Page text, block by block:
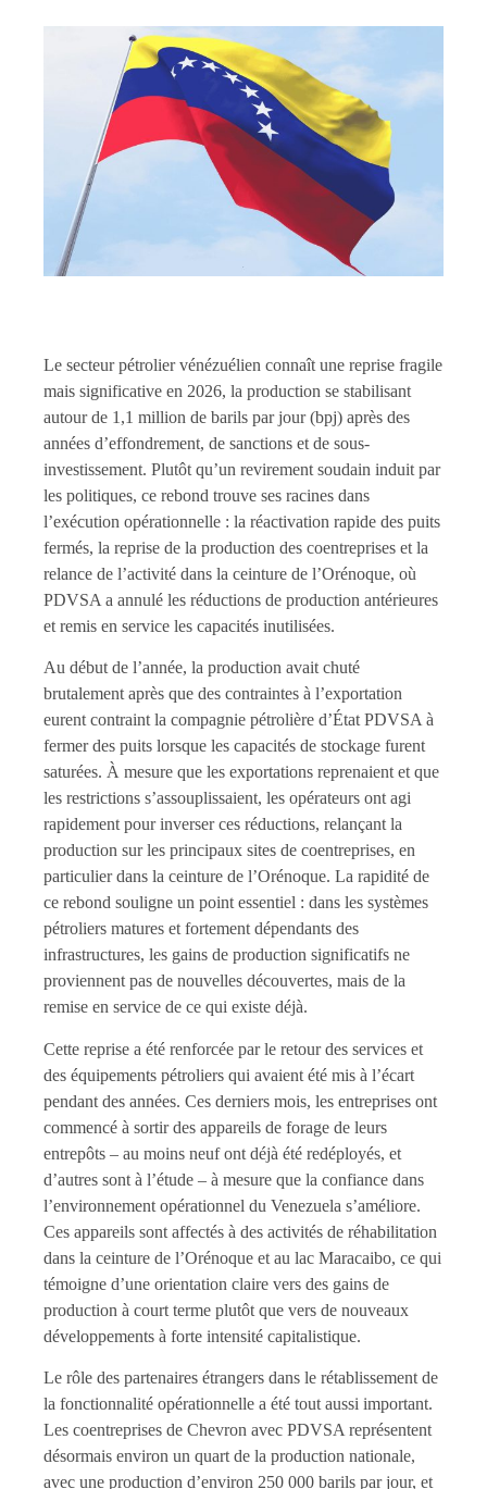
Le secteur pétrolier vénézuélien connaît une reprise fragile
mais significative en 2026, la production se stabilisant
autour de 1,1 million de barils par jour (bpj) après des
années d’effondrement, de sanctions et de sous-
investissement. Plutôt qu’un revirement soudain induit par
les politiques, ce rebond trouve ses racines dans
l’exécution opérationnelle : la réactivation rapide des puits
fermés, la reprise de la production des coentreprises et la
relance de l’activité dans la ceinture de l’Orénoque, où
PDVSA a annulé les réductions de production antérieures
et remis en service les capacités inutilisées.
Au début de l’année, la production avait chuté
brutalement après que des contraintes à l’exportation
eurent contraint la compagnie pétrolière d’État PDVSA à
fermer des puits lorsque les capacités de stockage furent
saturées. À mesure que les exportations reprenaient et que
les restrictions s’assouplissaient, les opérateurs ont agi
rapidement pour inverser ces réductions, relançant la
production sur les principaux sites de coentreprises, en
particulier dans la ceinture de l’Orénoque. La rapidité de
ce rebond souligne un point essentiel : dans les systèmes
pétroliers matures et fortement dépendants des
infrastructures, les gains de production significatifs ne
proviennent pas de nouvelles découvertes, mais de la
remise en service de ce qui existe déjà.
Cette reprise a été renforcée par le retour des services et
des équipements pétroliers qui avaient été mis à l’écart
pendant des années. Ces derniers mois, les entreprises ont
commencé à sortir des appareils de forage de leurs
entrepôts – au moins neuf ont déjà été redéployés, et
d’autres sont à l’étude – à mesure que la confiance dans
l’environnement opérationnel du Venezuela s’améliore.
Ces appareils sont affectés à des activités de réhabilitation
dans la ceinture de l’Orénoque et au lac Maracaibo, ce qui
témoigne d’une orientation claire vers des gains de
production à court terme plutôt que vers de nouveaux
développements à forte intensité capitalistique.
Le rôle des partenaires étrangers dans le rétablissement de
la fonctionnalité opérationnelle a été tout aussi important.
Les coentreprises de Chevron avec PDVSA représentent
désormais environ un quart de la production nationale,
avec une production d’environ 250 000 barils par jour, et